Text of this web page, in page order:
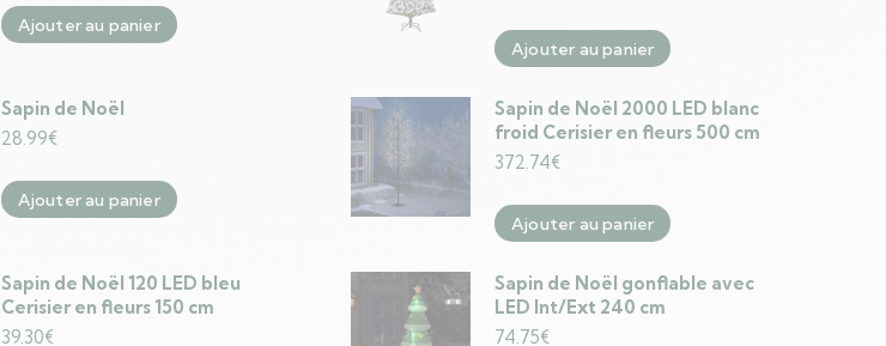
Ajouter au panier
Ajouter au panier
Sapin de Noël
28.99€
Ajouter au panier
Sapin de Noël 2000 LED blanc
froid Cerisier en fleurs 500 cm
372.74€
Ajouter au panier
Sapin de Noël 120 LED bleu
Cerisier en fleurs 150 cm
39.30€
Sapin de Noël gonflable avec
LED Int/Ext 240 cm
74.75€